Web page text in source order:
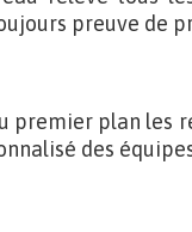
preuve de
plan les
des